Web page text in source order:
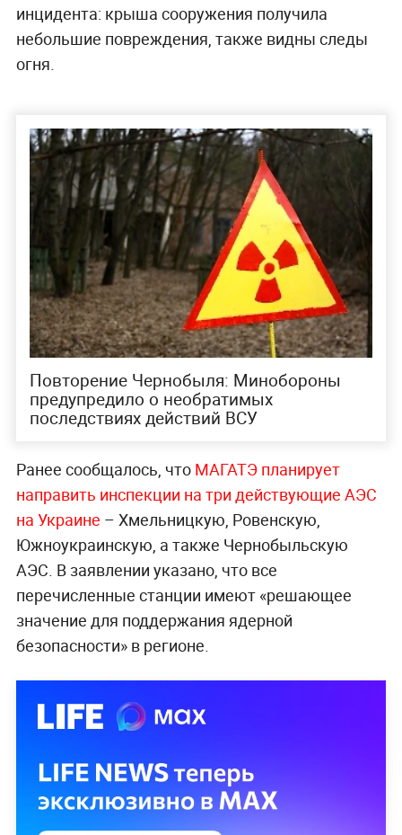
инцидента: крыша сооружения получила
небольшие повреждения, также видны следы
огня.
Повторение Чернобыля: Минобороны
предупредило о необратимых
последствиях действий ВСУ
Ранее сообщалось, что МАГАТЭ планирует
направить инспекции на три действующие АЭС
на Украине – Хмельницкую, Ровенскую,
Южноукраинскую, а также Чернобыльскую
АЭС. В заявлении указано, что все
перечисленные станции имеют «решающее
значение для поддержания ядерной
безопасности» в регионе.